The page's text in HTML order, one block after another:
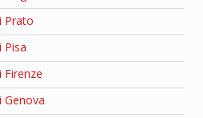
Prato
Pisa
Firenze
Genova